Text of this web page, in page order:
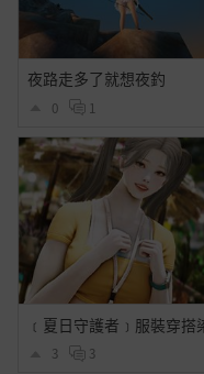
夜路走多了就想夜釣
0 1
3 3